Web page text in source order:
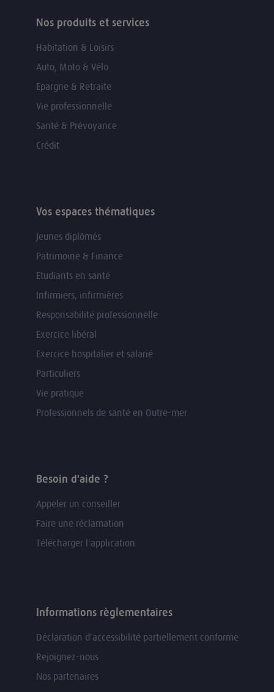
Nos produits et services
Habitation & Loisirs
Auto, Moto & Vélo
Epargne & Retraite
Vie professionnelle
Santé & Prévoyance
Crédit
Vos espaces thématiques
Jeunes diplômés
Patrimoine & Finance
Etudiants en santé
Infirmiers, infirmières
Responsabilité professionnelle
Exercice libéral
Exercice hospitalier et salarié
Particuliers
Vie pratique
Professionnels de santé en Outre-mer
Besoin d'aide ?
Appeler un conseiller
Faire une réclamation
Télécharger l'application
Informations règlementaires
Déclaration d'accessibilité partiellement conforme
Rejoignez-nous
Nos partenaires